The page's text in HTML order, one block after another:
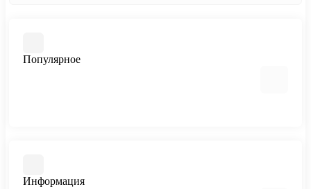
Популярное
Феминизированные
Информация